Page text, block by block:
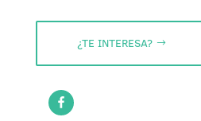
¿TE INTERESA?